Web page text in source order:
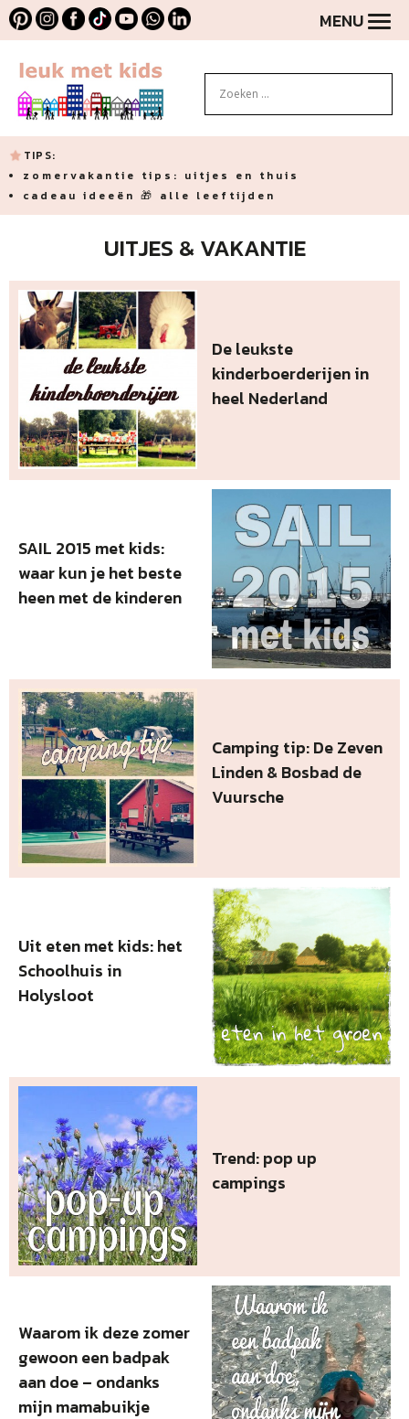
MENU
TIPS:
zomervakantie tips: uitjes en thuis
cadeau ideeën 🎁 alle leeftijden
UITJES & VAKANTIE
De leukste
kinderboerderijen in
heel Nederland
SAIL 2015 met kids:
waar kun je het beste
heen met de kinderen
Camping tip: De Zeven
Linden & Bosbad de
Vuursche
Uit eten met kids: het
Schoolhuis in
Holysloot
Trend: pop up
campings
Waarom ik deze zomer
gewoon een badpak
aan doe – ondanks
mijn mamabuikje